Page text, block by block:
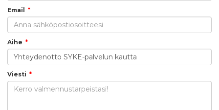
Email
Aihe
Viesti